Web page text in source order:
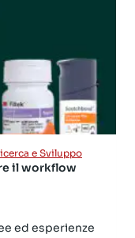
e Sviluppo
il workflow
ed esperienze